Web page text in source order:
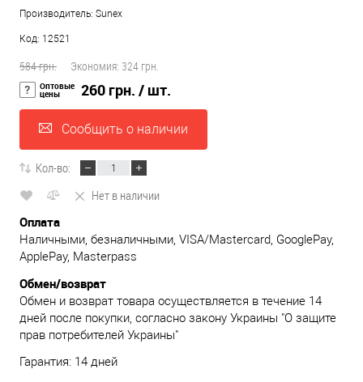
Производитель: Sunex
Код: 12521
584 грн. Экономия: 324 грн.
Оптовые
цены 260 грн. / шт.
Сообщить о наличии
Кол-во:
Нет в наличии
Оплата
Наличными, безналичными, VISA/Mastercard, GooglePay,
ApplePay, Masterpass
Обмен/возврат
Обмен и возврат товара осуществляется в течение 14
дней после покупки, согласно закону Украины "О защите
прав потребителей Украины"
Гарантия: 14 дней